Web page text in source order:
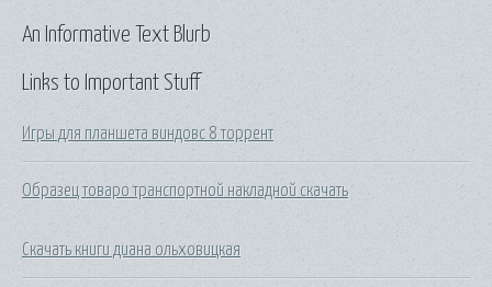
Links to Important Stuff
Игры для планшета виндовс 8 торрент
Образец товаро транспортной накладной скачать
Скачать книги диана ольховицкая
An Informative Text Blurb